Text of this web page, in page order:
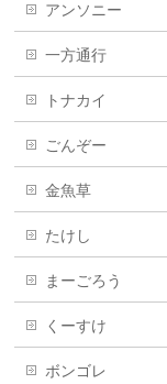
アンソニー
一方通行
トナカイ
ごんぞー
金魚草
たけし
まーごろう
くーすけ
ボンゴレ